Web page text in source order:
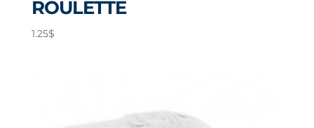
ROULETTE
1.25$